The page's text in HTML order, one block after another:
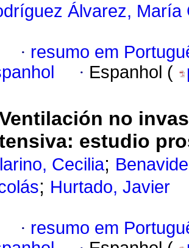
Álvarez, María
· resumo em
· Espanhol (
no
estudio
Cecilia;
; Hurtado, Javier
· resumo em